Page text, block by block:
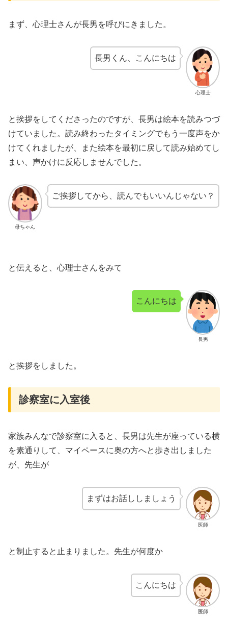
まず、心理士さんが長男を呼びにきました。
心理士
長男くん、こんにちは
と挨拶をしてくださったのですが、長男は絵本を読みつづ
けていました。読み終わったタイミングでもう一度声をか
けてくれましたが、また絵本を最初に戻して読み始めてし
まい、声かけに反応しませんでした。
母ちゃん
ご挨拶してから、読んでもいいんじゃない？
と伝えると、心理士さんをみて
長男
こんにちは
と挨拶をしました。
診察室に入室後
家族みんなで診察室に入ると、長男は先生が座っている横
を素通りして、マイペースに奥の方へと歩き出しました
が、先生が
医師
まずはお話ししましょう
と制止すると止まりました。先生が何度か
医師
こんにちは